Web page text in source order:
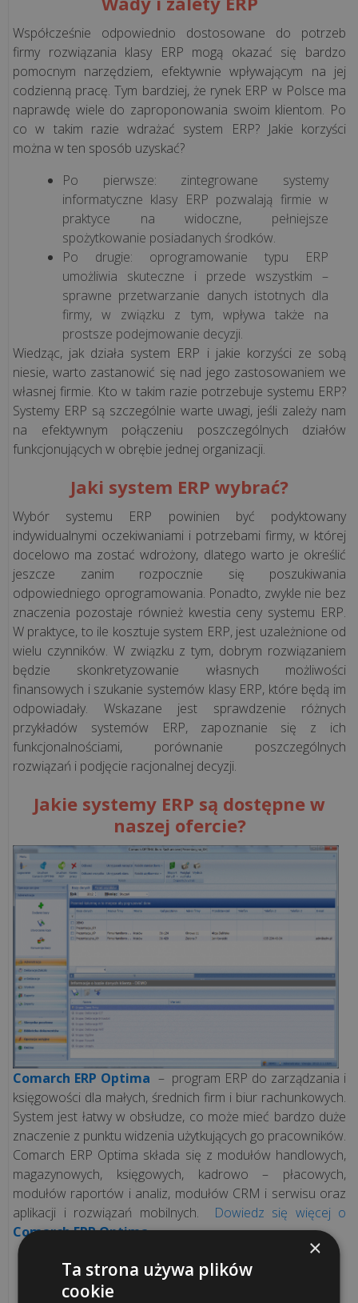
mechanizm
podzielonej
płatności
(spli...
Jednolity
Plik
Kontrolny
Kompleksowy
przewodnik
skutecznie
koszty
w
gastronomii?
Praktyczne
pora...
Plik
Kontrolny
czym
jest
co
się
na
niego
skład...
Korzyści
z
POSbistro
urządzeniach
mobilnych
wszystkie
artykuły
>>
Współcześnie odpowiednio dostosowane do potrzeb
firmy rozwiązania klasy ERP mogą okazać się bardzo
pomocnym narzędziem, efektywnie wpływającym na jej
codzienną pracę. Tym bardziej, że rynek ERP w Polsce ma
naprawdę wiele do zaproponowania swoim klientom. Po
co w takim razie wdrażać system ERP? Jakie korzyści
można w ten sposób uzyskać?
Po pierwsze: zintegrowane systemy
informatyczne klasy ERP pozwalają firmie w
praktyce na widoczne, pełniejsze
spożytkowanie posiadanych środków.
Po drugie: oprogramowanie typu ERP
umożliwia skuteczne i przede wszystkim –
sprawne przetwarzanie danych istotnych dla
firmy, w związku z tym, wpływa także na
prostsze podejmowanie decyzji.
Wiedząc, jak działa system ERP i jakie korzyści ze sobą
niesie, warto zastanowić się nad jego zastosowaniem we
własnej firmie. Kto w takim razie potrzebuje systemu ERP?
Systemy ERP są szczególnie warte uwagi, jeśli zależy nam
na efektywnym połączeniu poszczególnych działów
funkcjonujących w obrębie jednej organizacji.
Jaki system ERP wybrać?
Wybór systemu ERP powinien być podyktowany
indywidualnymi oczekiwaniami i potrzebami firmy, w której
docelowo ma zostać wdrożony, dlatego warto je określić
jeszcze zanim rozpocznie się poszukiwania
odpowiedniego oprogramowania. Ponadto, zwykle nie bez
znaczenia pozostaje również kwestia ceny systemu ERP.
W praktyce, to ile kosztuje system ERP, jest uzależnione od
wielu czynników. W związku z tym, dobrym rozwiązaniem
będzie skonkretyzowanie własnych możliwości
finansowych i szukanie systemów klasy ERP, które będą im
odpowiadały. Wskazane jest sprawdzenie różnych
przykładów systemów ERP, zapoznanie się z ich
funkcjonalnościami, porównanie poszczególnych
rozwiązań i podjęcie racjonalnej decyzji.
Jakie systemy ERP są dostępne w
naszej ofercie?
Comarch ERP Optima – program ERP do zarządzania i
księgowości dla małych, średnich firm i biur rachunkowych.
System jest łatwy w obsłudze, co może mieć bardzo duże
znaczenie z punktu widzenia użytkujących go pracowników.
Comarch ERP Optima składa się z modułów handlowych,
magazynowych, księgowych, kadrowo – płacowych,
modułów raportów i analiz, modułów CRM i serwisu oraz
aplikacji i rozwiązań mobilnych.
Dowiedz się więcej o
Comarch ERP Optima
×
Ta strona używa plików
cookie